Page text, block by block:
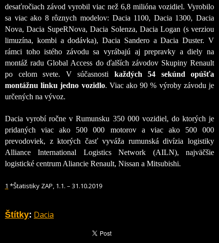
desaťročiach závod vyrobil viac než 6,8 milióna vozidiel. Vyrobilo
sa viac ako 8 rôznych modelov: Dacia 1100, Dacia 1300, Dacia
Nova, Dacia SupeRNova, Dacia Solenza, Dacia Logan (s verziou
limuzína, kombi a dodávka), Dacia Sandero a Dacia Duster. V
rámci toho istého závodu sa vyrábajú aj prepravky a diely na
montáž radu Global Access do ďalších závodov Skupiny Renault
po celom svete. V súčasnosti každých 54 sekúnd opúšťa
montážnu linku jedno vozidlo. Viac ako 90 % výroby závodu je
určených na vývoz.
Dacia vyrobí ročne v Rumunsku 350 000 vozidiel, do ktorých je
pridaných viac ako 500 000 motorov a viac ako 500 000
prevodoviek, z ktorých časť vyváža rumunská divízia logistiky
Alliance International Logistics Network (AILN), najväčšie
logistické centrum Aliancie Renault, Nissan a Mitsubishi.
1 *Štatistiky ZAP, 1.1. – 31.10.2019
Štítky: Dacia